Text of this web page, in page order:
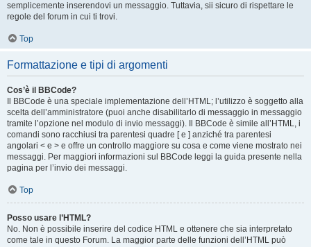
semplicemente inserendovi un messaggio. Tuttavia, sii sicuro di rispettare le
regole del forum in cui ti trovi.
Top
Formattazione e tipi di argomenti
Cos’è il BBCode?
Il BBCode è una speciale implementazione dell’HTML; l’utilizzo è soggetto alla
scelta dell’amministratore (puoi anche disabilitarlo di messaggio in messaggio
tramite l’opzione nel modulo di invio messaggi). Il BBCode è simile all’HTML, i
comandi sono racchiusi tra parentesi quadre [ e ] anziché tra parentesi
angolari < e > e offre un controllo maggiore su cosa e come viene mostrato nei
messaggi. Per maggiori informazioni sul BBCode leggi la guida presente nella
pagina per l’invio dei messaggi.
Top
Posso usare l’HTML?
No. Non è possibile inserire del codice HTML e ottenere che sia interpretato
come tale in questo Forum. La maggior parte delle funzioni dell’HTML può